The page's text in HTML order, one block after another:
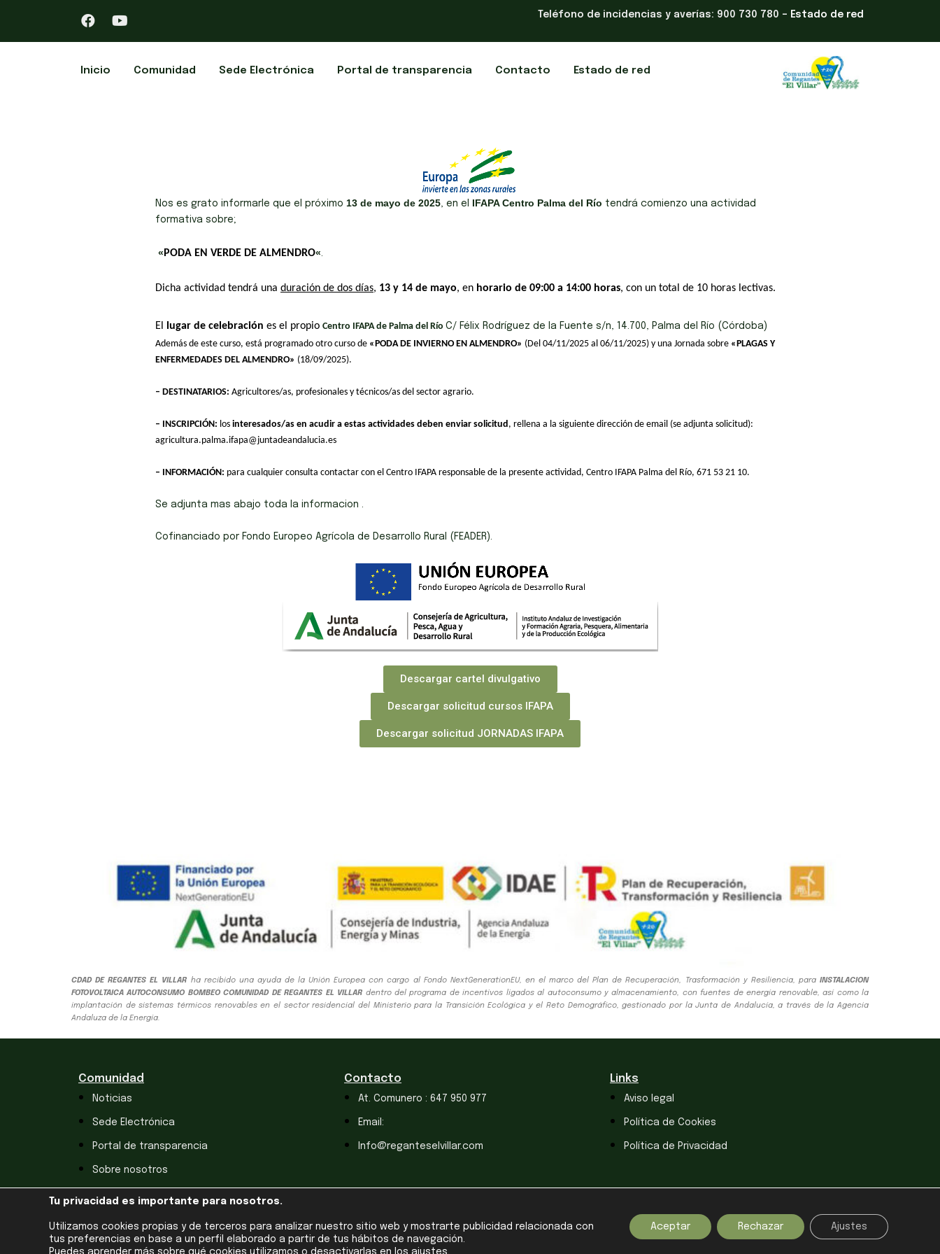
Teléfono de incidencias y averías: 900 730 780 – Estado de red
Inicio Comunidad Sede Electrónica Portal de transparencia Contacto Estado de red
Nos es grato informarle que el próximo 13 de mayo de 2025, en el IFAPA Centro Palma del Río tendrá comienzo una actividad
formativa sobre;
« PODA EN VERDE DE ALMENDRO«.
Dicha actividad tendrá una duración de dos días, 13 y 14 de mayo, en horario de 09:00 a 14:00 horas, con un total de 10 horas lectivas.
El lugar de celebración es el propio Centro IFAPA de Palma del Río C/ Félix Rodríguez de la Fuente s/n, 14.700, Palma del Río (Córdoba)
Además de este curso, está programado otro curso de «PODA DE INVIERNO EN ALMENDRO» (Del 04/11/2025 al 06/11/2025) y una Jornada sobre «PLAGAS Y
ENFERMEDADES DEL ALMENDRO» (18/09/2025).
– DESTINATARIOS: Agricultores/as, profesionales y técnicos/as del sector agrario.
– INSCRIPCIÓN: los interesados/as en acudir a estas actividades deben enviar solicitud , rellena a la siguiente dirección de email (se adjunta solicitud):
agricultura.palma.ifapa@juntadeandalucia.es
– INFORMACIÓN: para cualquier consulta contactar con el Centro IFAPA responsable de la presente actividad, Centro IFAPA Palma del Río, 671 53 21 10.
Se adjunta mas abajo toda la informacion .
Cofinanciado por Fondo Europeo Agrícola de Desarrollo Rural (FEADER).
Descargar cartel divulgativo
Descargar solicitud cursos IFAPA
Descargar solicitud JORNADAS IFAPA
CDAD DE REGANTES EL VILLAR ha recibido una ayuda de la Unión Europea con cargo al Fondo NextGenerationEU, en el marco del Plan de Recuperación, Trasformación y Resiliencia, paraINSTALACION
FOTOVOLTAICA AUTOCONSUMO BOMBEO COMUNIDAD DE REGANTES EL VILLAR dentro del programa de incentivos ligados al autoconsumo y almacenamiento, con fuentes de energía renovable, así como la
implantación de sistemas térmicos renovables en el sector residencial del Ministerio para la Transición Ecológica y el Reto Demográfico, gestionado por la Junta de Andalucía, a través de la Agencia
Andaluza de la Energía.
Comunidad
Noticias
Sede Electrónica
Portal de transparencia
Sobre nosotros
Contacto
At. Comunero : 647 950 977
Email:
Info@reganteselvillar.com
Links
Aviso legal
Política de Cookies
Política de Privacidad
Todos los derechos reservados ·
Tu privacidad es importante para nosotros.
Utilizamos cookies propias y de terceros para analizar nuestro sitio web y mostrarte publicidad relacionada con
tus preferencias en base a un perfil elaborado a partir de tus hábitos de navegación.
Puedes aprender más sobre qué cookies utilizamos o desactivarlas en los ajustes
Aceptar Rechazar Ajustes